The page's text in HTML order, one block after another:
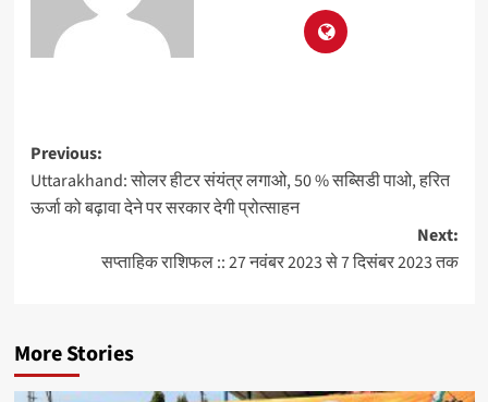
Previous:
Uttarakhand: सोलर हीटर संयंत्र लगाओ, 50 % सब्सिडी पाओ, हरित
ऊर्जा को बढ़ावा देने पर सरकार देगी प्रोत्साहन
Next:
सप्ताहिक राशिफल :: 27 नवंबर 2023 से 7 दिसंबर 2023 तक
More Stories